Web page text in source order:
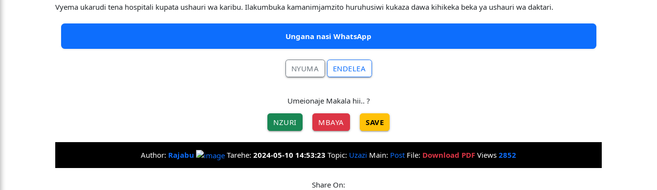
Vyema ukarudi tena hospitali kupata ushauri wa karibu. Ilakumbuka kamanimjamzito huruhusiwi kukaza dawa kihikeka beka ya ushauri wa daktari.
Ungana nasi WhatsApp
NYUMA ENDELEA
Umeionaje Makala hii.. ?
NZURI MBAYA SAVE
Author: Rajabu Tarehe: 2024-05-10 14:53:23 Topic: Uzazi Main: Post File: Download PDF Views 2852
Share On: